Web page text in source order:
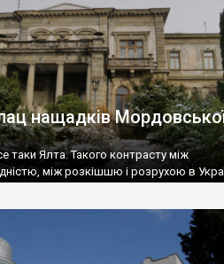
нащадків
таки Ялта. Такого контрасту між
між розкішшю і розрухою в